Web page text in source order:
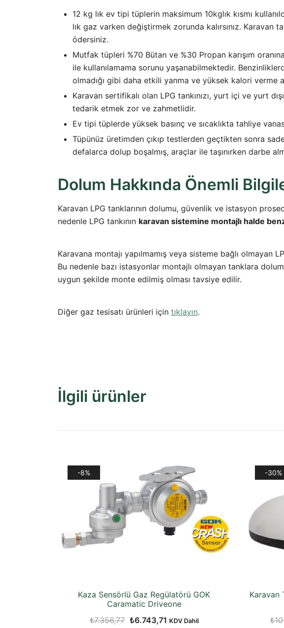
12 kg lık ev tipi tüplerin maksimum 10kglık kısmı
lık gaz varken değiştirmek zorunda kalırsınız. Karavan
ödersiniz.
Mutfak tüpleri %70 Bütan ve %30 Propan karışım
ile kullanılamama sorunu yaşanabilmektedir.
olmadığı gibi daha etkili yanma ve yüksek kalori verme
Karavan sertifikalı olan LPG tankınızı, yurt içi ve yurt
tedarik etmek zor ve zahmetlidir.
Ev tipi tüplerde yüksek basınç ve sıcaklıkta tahliye
Tüpünüz üretimden çıkıp testlerden geçtikten sonra
defalarca dolup boşalmış, araçlar ile taşınırken darbe
Dolum Hakkında Önemli
Karavan LPG tanklarının dolumu, güvenlik ve istasyon
nedenle LPG tankının karavan sistemine montajlı halde
Karavana montajı yapılmamış veya sisteme bağlı olmayan
Bu nedenle bazı istasyonlar montajlı olmayan tanklara
uygun şekilde monte edilmiş olması tavsiye edilir.
Diğer gaz tesisatı ürünleri için tıklayın.
İlgili ürünler
-8%
Kaza Sensörlü Gaz Regülatörü GOK
Caramatic Driveone
₺7.356,77 Orijinal
₺6.743,71 Şu
KDV Dahil
-30%
Karavan
₺